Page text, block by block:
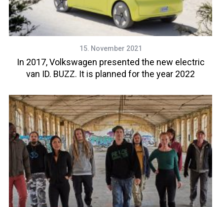
15. November 2021
In 2017, Volkswagen presented the new electric
van ID. BUZZ. It is planned for the year 2022